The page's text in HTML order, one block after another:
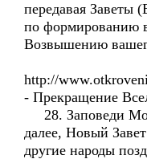
передавая Заветы
по формированию
Возвышению
http://
- Прекращение
28. Заповеди
далее, Новый
другие народы